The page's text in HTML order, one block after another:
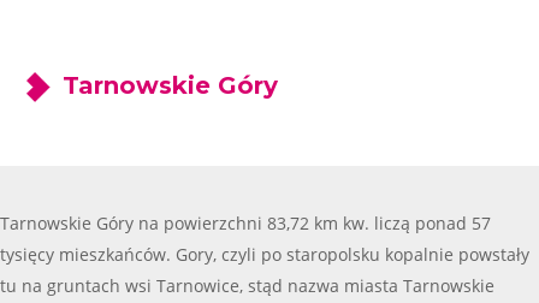
Tarnowskie Góry
Tarnowskie Góry na powierzchni 83,72 km kw. liczą ponad 57
tysięcy mieszkańców. Gory, czyli po staropolsku kopalnie powstały
tu na gruntach wsi Tarnowice, stąd nazwa miasta Tarnowskie